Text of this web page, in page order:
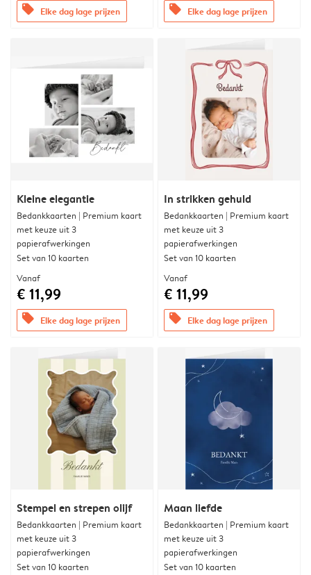
offers Elke dag lage prijzen offers Elke dag lage prijzen
Kleine elegantie
Bedankkaarten | Premium kaart
met keuze uit 3
papierafwerkingen
Set van 10 kaarten
Vanaf
€ 11,99
offers Elke dag lage prijzen
In strikken gehuld
Bedankkaarten | Premium kaart
met keuze uit 3
papierafwerkingen
Set van 10 kaarten
Vanaf
€ 11,99
offers Elke dag lage prijzen
Stempel en strepen olijf
Bedankkaarten | Premium kaart
met keuze uit 3
papierafwerkingen
Set van 10 kaarten
Maan liefde
Bedankkaarten | Premium kaart
met keuze uit 3
papierafwerkingen
Set van 10 kaarten